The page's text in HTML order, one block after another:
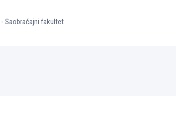
Saobraćajni fakultet